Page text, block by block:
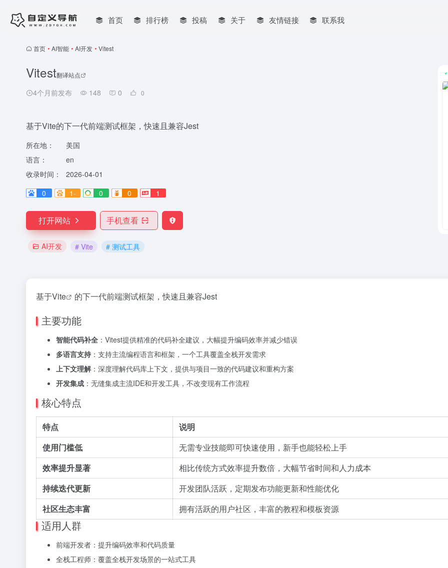
首页 排行榜 投稿 关于 友情链接 联系我
首页 • AI智能 • AI开发 • Vitest
Vitest翻译站点
4个月前发布 148 0 0
基于Vite的下一代前端测试框架，快速且兼容Jest
所在地：
美国
语言：
en
收录时间：
2026-04-01
0
1- 0 0 1
打开网站 手机查看
AI开发 # Vite # 测试工具
基于Vite 的下一代前端测试框架，快速且兼容Jest
主要功能
智能代码补全 ：Vitest提供精准的代码补全建议，大幅提升编码效率并减少错误
多语言支持 ：支持主流编程语言和框架，一个工具覆盖全栈开发需求
上下文理解：深度理解代码库上下文，提供与项目一致的代码建议和重构方案
开发集成 ：无缝集成主流IDE和开发工具，不改变现有工作流程
核心特点
特点
说明
使用门槛低
无需专业技能即可快速使用，新手也能轻松上手
效率提升显著
相比传统方式效率提升数倍，大幅节省时间和人力成本
持续迭代更新
开发团队活跃，定期发布功能更新和性能优化
社区生态丰富
拥有活跃的用户社区，丰富的教程和模板资源
适用人群
前端开发者：提升编码效率和代码质量
全栈工程师：覆盖全栈开发场景的一站式工具